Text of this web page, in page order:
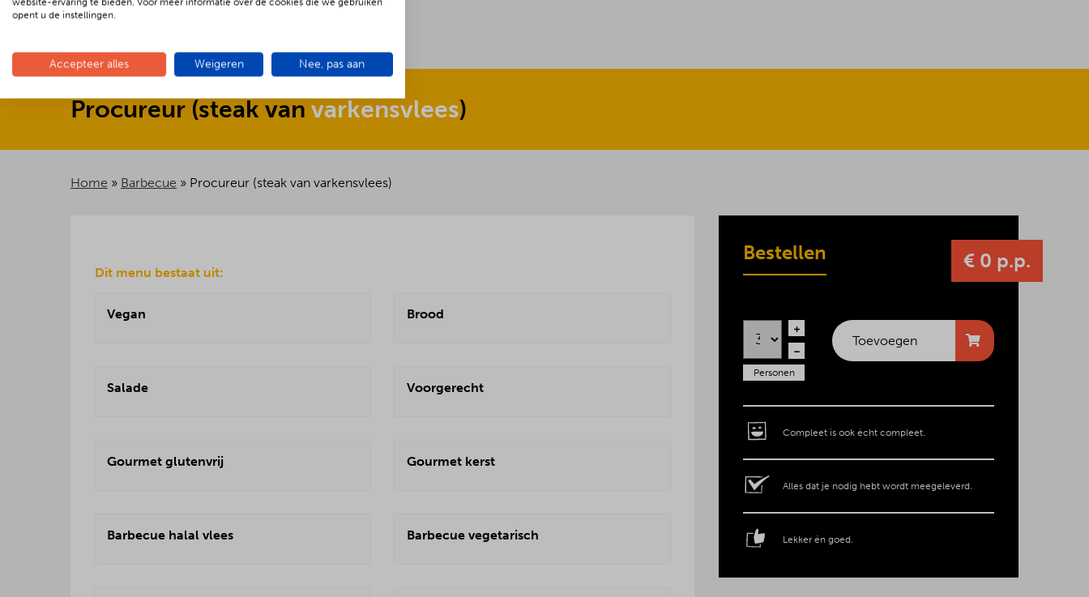
Procureur (steak van varkensvlees)
Home » Barbecue » Procureur (steak van varkensvlees)
Dit menu bestaat uit:
Vegan Brood
Salade Voorgerecht
Gourmet glutenvrij Gourmet kerst
Barbecue halal vlees Barbecue vegetarisch
Bestellen € 0 p.p.
Personen
Toevoegen
Compleet is ook écht compleet.
Alles dat je nodig hebt wordt meegeleverd.
Lekker én goed.
opent u de instellingen.
Accepteer alles Weigeren Nee, pas aan